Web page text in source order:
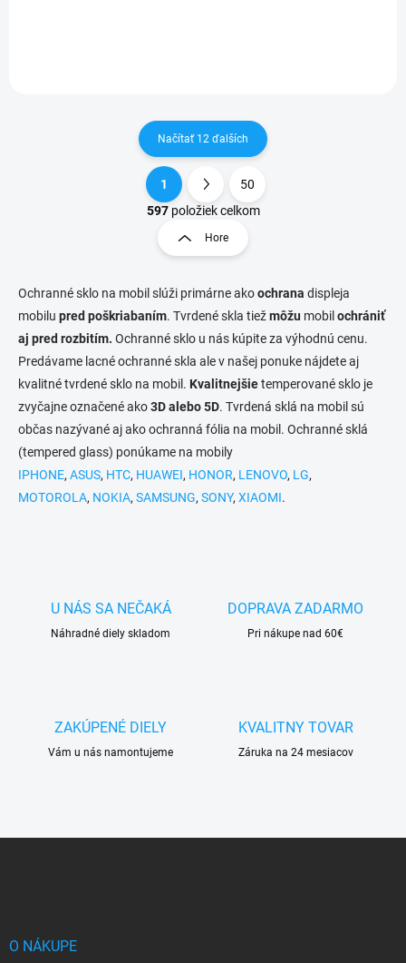
O
v
á
d
c
i
p
r
v
k
y
v
ý
p
i
s
Načítať 12 ďalších
S
t
r
á
k
o
v
a
n
i
e
1
50
597položiek celkom
Hore
Ochranné sklo na mobil slúži primárne akoochrana displeja
mobilu pred poškriabaním. Tvrdené skla tiežmôžu mobil ochrániť
aj pred rozbitím. Ochranné sklo u nás kúpite za výhodnú cenu.
Predávame lacné ochranné skla ale v našej ponuke nájdete aj
kvalitné tvrdené sklo na mobil. Kvalitnejšietemperované sklo je
zvyčajne označené ako3D alebo 5D. Tvrdená sklá na mobil sú
občas nazývané aj ako ochranná fólia na mobil. Ochranné sklá
(tempered glass) ponúkame na mobily
IPHONE, ASUS, HTC, HUAWEI, HONOR, LENOVO, LG,
MOTOROLA, NOKIA, SAMSUNG, SONY, XIAOMI.
U NÁS SA NEČAKÁ
Náhradné diely skladom
DOPRAVA ZADARMO
Pri nákupe nad 60€
ZAKÚPENÉ DIELY
Vám u nás namontujeme
KVALITNY TOVAR
Záruka na 24 mesiacov
O NÁKUPE